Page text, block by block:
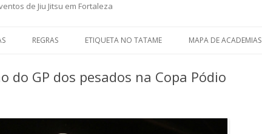
de Jiu Jitsu em Fortaleza
REGRAS ETIQUETA NO TATAME MAPA DE ACADEMIAS
do GP dos pesados na Copa Pódio